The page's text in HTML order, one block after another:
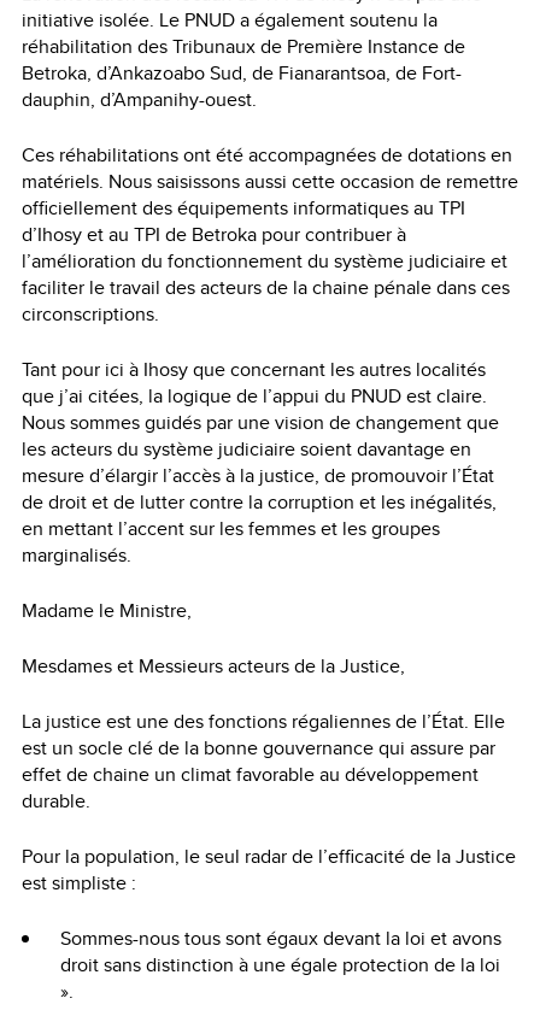
initiative isolée. Le PNUD a également soutenu la
réhabilitation des Tribunaux de Première Instance de
Betroka, d’Ankazoabo Sud, de Fianarantsoa, de Fort-
dauphin, d’Ampanihy-ouest.
Ces réhabilitations ont été accompagnées de dotations en
matériels. Nous saisissons aussi cette occasion de remettre
officiellement des équipements informatiques au TPI
d’Ihosy et au TPI de Betroka pour contribuer à
l’amélioration du fonctionnement du système judiciaire et
faciliter le travail des acteurs de la chaine pénale dans ces
circonscriptions.
Tant pour ici à Ihosy que concernant les autres localités
que j’ai citées, la logique de l’appui du PNUD est claire.
Nous sommes guidés par une vision de changement que
les acteurs du système judiciaire soient davantage en
mesure d’élargir l’accès à la justice, de promouvoir l’État
de droit et de lutter contre la corruption et les inégalités,
en mettant l’accent sur les femmes et les groupes
marginalisés.
Madame le Ministre,
Mesdames et Messieurs acteurs de la Justice,
La justice est une des fonctions régaliennes de l’État. Elle
est un socle clé de la bonne gouvernance qui assure par
effet de chaine un climat favorable au développement
durable.
Pour la population, le seul radar de l’efficacité de la Justice
est simpliste :
Sommes-nous tous sont égaux devant la loi et avons
droit sans distinction à une égale protection de la loi
».